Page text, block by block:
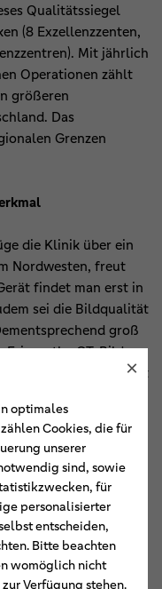
Qualitätssiegel
(8 Exzellenzzenten,
Mit jährlich
Operationen zählt
größeren
Das
Grenzen
die Klinik über ein
Nordwesten, freut
findet man erst in
sei die Bildqualität
groß
Friesoythe CT-Bilder
lassen. Der Chefarzt
vorgeführt. Die
Räume gleiten
das Land
Georg Litmathe,
×
optimales
Cookies, die für
unserer
sind, sowie
für
personalisierter
entscheiden,
Bitte beachten
womöglich nicht
Verfügung stehen.